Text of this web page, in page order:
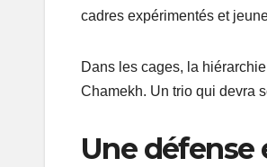
cadres expérimentés et
Dans les cages, la
Chamekh. Un trio qui devra
Une